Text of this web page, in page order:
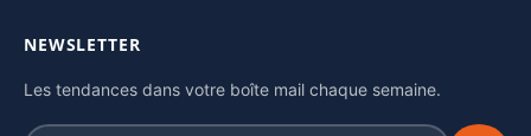
NEWSLETTER
Les tendances dans votre boîte mail chaque semaine.